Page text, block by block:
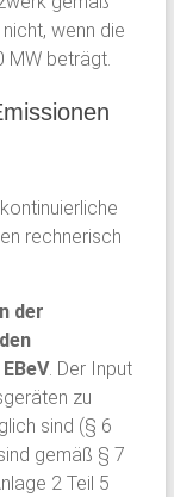
wenn die
MW beträgt.
rechnerisch
der
. Der Input
zu
sind (§ 6
gemäß § 7
2 Teil 5